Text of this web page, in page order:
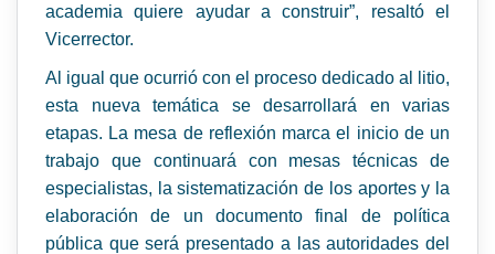
academia quiere ayudar a construir”, resaltó el
Vicerrector.
Al igual que ocurrió con el proceso dedicado al litio,
esta nueva temática se desarrollará en varias
etapas. La mesa de reflexión marca el inicio de un
trabajo que continuará con mesas técnicas de
especialistas, la sistematización de los aportes y la
elaboración de un documento final de política
pública que será presentado a las autoridades del